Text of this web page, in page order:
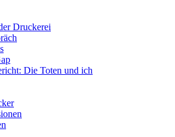
Druckerei
Die Toten und ich